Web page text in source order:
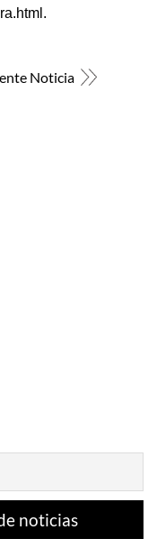
Noticia